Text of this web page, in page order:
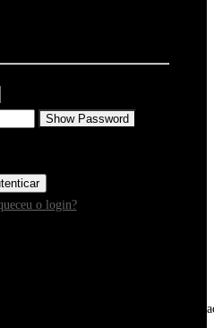
Show Password
o login?
sobre instalação, navegação e